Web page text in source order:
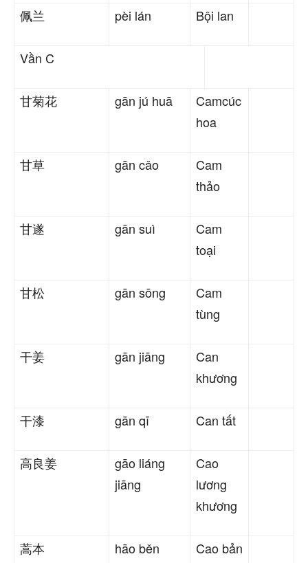
佩兰 pèi lán Bội lan
Vần C
甘菊花 gān jú huā
Camcúc
hoa
甘草 gān cǎo
Cam
thảo
甘遂 gān suì
Cam
toại
甘松 gān sōng
Cam
tùng
干姜 gān jiāng
Can
khương
干漆 gān qī Can tất
高良姜
gāo liáng
jiāng
Cao
lương
khương
蒿本 hāo běn Cao bản